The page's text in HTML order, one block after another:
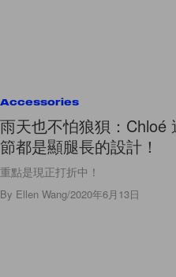
Accessories
雨天也不怕狼狽：Chloé
節都是顯腿長的設計！
重點是現正打折中！
By Ellen Wang/2020年6月13日